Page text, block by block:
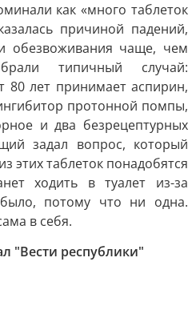
как «много таблеток
причиной падений,
обезвоживания чаще, чем
типичный случай:
80 лет принимает аспирин,
протонной помпы,
и два безрецептурных
задал вопрос, который
этих таблеток понадобятся
ходить в туалет из-за
потому что ни одна.
в себя.
"Вести республики"